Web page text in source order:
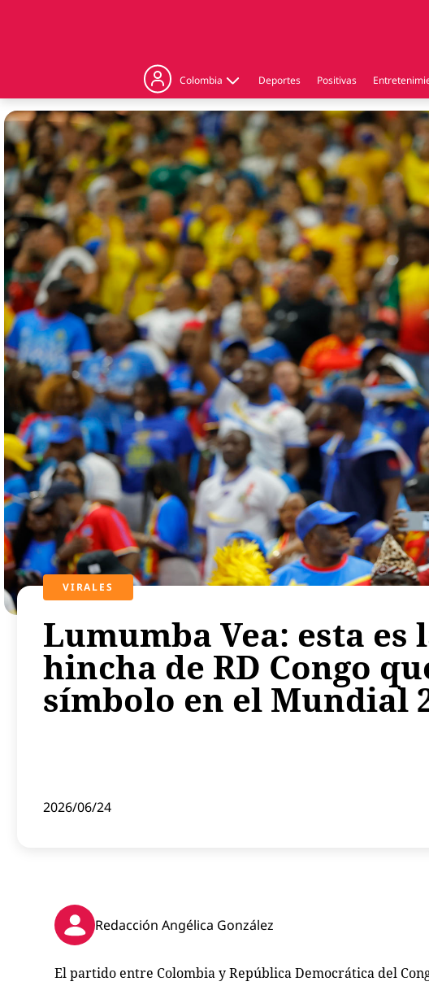
Colombia
Judicial
Politica
Regiones
Deportes Positivas
VIRALES
Lumumba Vea: esta
hincha de RD Congo
símbolo en el Mundial
2026/06/24
Redacción Angélica González
El partido entre Colombia y República Democrática del